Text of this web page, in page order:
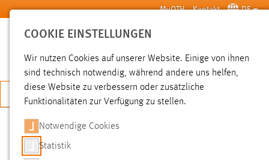
Zum Hauptinhalt springen MyOTH Kontakt DE
SUCHE
JETZT BEWERBEN
SUCHE
COOKIE EINSTELLUNGEN
Wir nutzen Cookies auf unserer Website. Einige von ihnen
sind technisch notwendig, während andere uns helfen,
diese Website zu verbessern oder zusätzliche
Funktionalitäten zur Verfügung zu stellen.
Notwendige Cookies
Statistik